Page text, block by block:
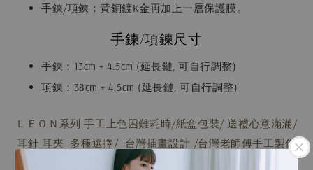
ＬＥＯＮ系列 手工上色困難耗時/紙盒包裝/ 送禮心意滿滿/
耳針 耳夾 多種選擇/ 台灣插畫設計 /台灣老師傅手工製作
/
304醫療抗敏鋼針 / 黃銅鍍k 金 + 保護膜 /
手鍊/項鍊：黃銅鍍K金再加上一層保護膜。
手鍊/項鍊尺寸
手鍊：13cm + 4.5cm (延長鏈, 可自行調整)
項鍊：38cm + 4.5cm (延長鏈, 可自行調整)